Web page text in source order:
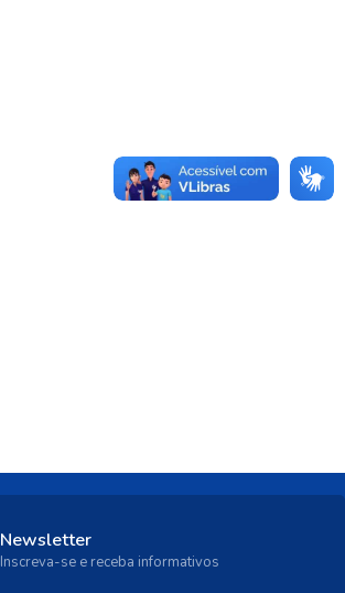
Newsletter
Inscreva-se e receba informativos